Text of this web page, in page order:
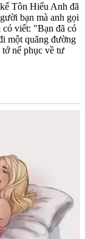
Tôn Hiếu Anh đã
bạn mà anh gọi
có viết: "Bạn đã có
một quãng đường
nể phục về tư